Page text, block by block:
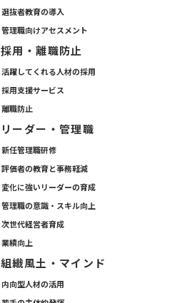
選抜者教育の導入
管理職向けアセスメント
採用・離職防止
活躍してくれる人材の採用
採用支援サービス
離職防止
リーダー・管理職
新任管理職研修
評価者の教育と事務軽減
変化に強いリーダーの育成
管理職の意識・スキル向上
次世代経営者育成
業績向上
組織風土・マインド
内向型人材の活用